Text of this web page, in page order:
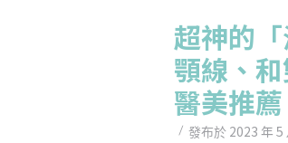
超神的
顎線、
醫美推薦
發布於 2023 年 5